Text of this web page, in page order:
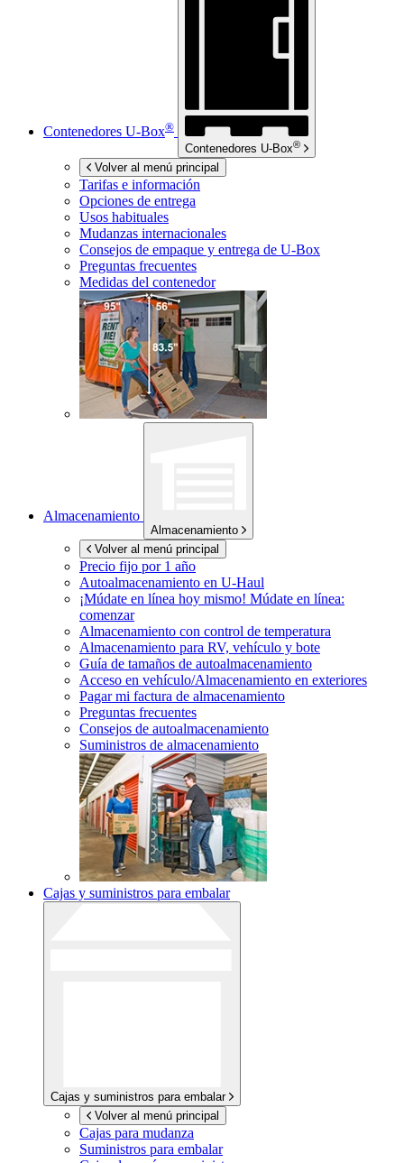
Contenedores U-Box®
Contenedores U-Box®
Volver al menú principal
Tarifas e información
Opciones de entrega
Usos habituales
Mudanzas internacionales
Consejos de empaque y entrega de U-Box
Preguntas frecuentes
Medidas del contenedor
Almacenamiento
Almacenamiento
Volver al menú principal
Precio fijo por 1 año
Autoalmacenamiento en U-Haul
¡Múdate en línea hoy mismo! Múdate en línea:
comenzar
Almacenamiento con control de temperatura
Almacenamiento para RV, vehículo y bote
Guía de tamaños de autoalmacenamiento
Acceso en vehículo/Almacenamiento en exteriores
Pagar mi factura de almacenamiento
Preguntas frecuentes
Consejos de autoalmacenamiento
Suministros de almacenamiento
Cajas y suministros para embalar
Cajas y suministros para embalar
Volver al menú principal
Cajas para mudanza
Suministros para embalar